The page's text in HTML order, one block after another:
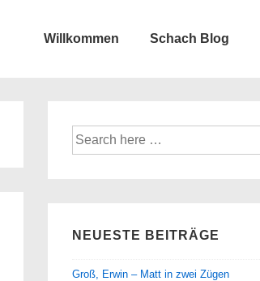
Willkommen Schach Blog
Suche
nach:
NEUESTE BEITRÄGE
Groß, Erwin – Matt in zwei Zügen